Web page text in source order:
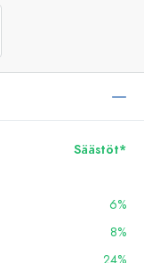
Säästöt*
6%
8%